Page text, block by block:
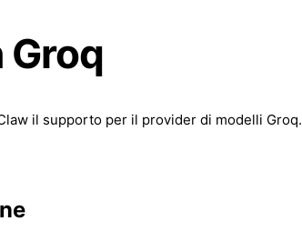
Groq
il supporto per il provider di modelli Groq.